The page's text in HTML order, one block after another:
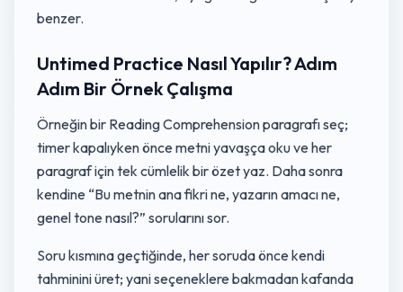
benzer.
Untimed Practice Nasıl Yapılır? Adım
Adım Bir Örnek Çalışma
Örneğin bir Reading Comprehension paragrafı seç;
timer kapalıyken önce metni yavaşça oku ve her
paragraf için tek cümlelik bir özet yaz. Daha sonra
kendine “Bu metnin ana fikri ne, yazarın amacı ne,
genel tone nasıl?” sorularını sor.
Soru kısmına geçtiğinde, her soruda önce kendi
tahminini üret; yani seçeneklere bakmadan kafanda